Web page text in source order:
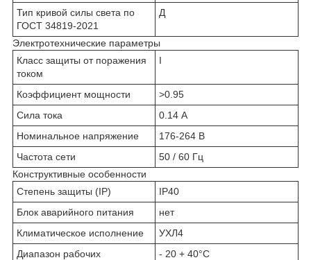
Тип кривой силы света по
ГОСТ 34819-2021
Д
Электротехнические параметры
Класс защиты от поражения
током
I
Коэффициент мощности
>0.95
Сила тока
0.14 А
Номинальное напряжение
176-264 В
Частота сети
50 / 60 Гц
Конструктивные особенности
Степень защиты (IP)
IP40
Блок аварийного питания
нет
Климатическое исполнение
УХЛ4
Диапазон рабочих
- 20 + 40°C